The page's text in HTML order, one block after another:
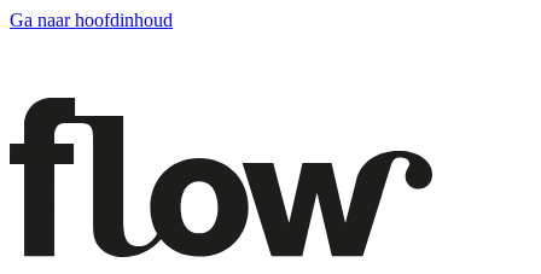
Ga naar hoofdinhoud